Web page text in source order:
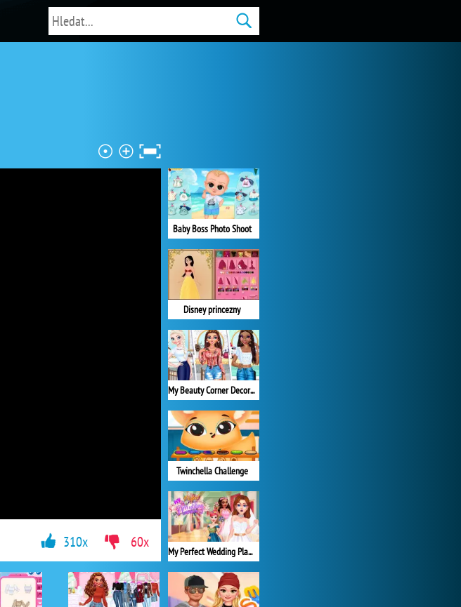
Baby Boss Photo Shoot
Disney princezny
My Beauty Corner Decoration
Twinchella Challenge
My Perfect Wedding Planner
310x 60x